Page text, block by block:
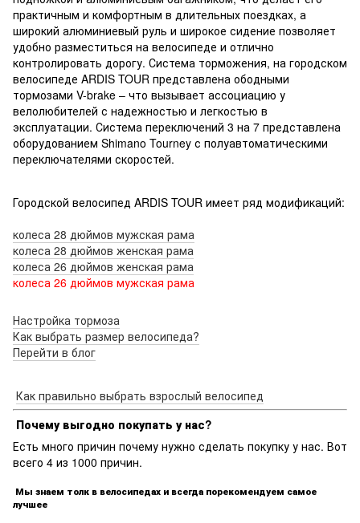
практичным и комфортным в длительных поездках, а
широкий алюминиевый руль и широкое сидение позволяет
удобно разместиться на велосипеде и отлично
контролировать дорогу. Система торможения, на городском
велосипеде ARDIS TOUR представлена ободными
тормозами V-brake – что вызывает ассоциацию у
велолюбителей с надежностью и легкостью в
эксплуатации. Система переключений 3 на 7 представлена
оборудованием Shimano Tourney с полуавтоматическими
переключателями скоростей.
Городской велосипед ARDIS TOUR имеет ряд модификаций:
колеса 28 дюймов мужская рама
колеса 28 дюймов женская рама
колеса 26 дюймов женская рама
колеса 26 дюймов мужская рама
Настройка тормоза
Как выбрать размер велосипеда?
Перейти в блог
Как правильно выбрать взрослый велосипед
Почему выгодно покупать у нас?
Есть много причин почему нужно сделать покупку у нас. Вот
всего 4 из 1000 причин.
Мы знаем толк в велосипедах и всегда порекомендуем самое
лучшее